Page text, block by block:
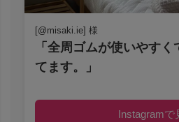
[@misaki.ie] 様
「全周ゴムが使いやす
てます。」
Instagramで